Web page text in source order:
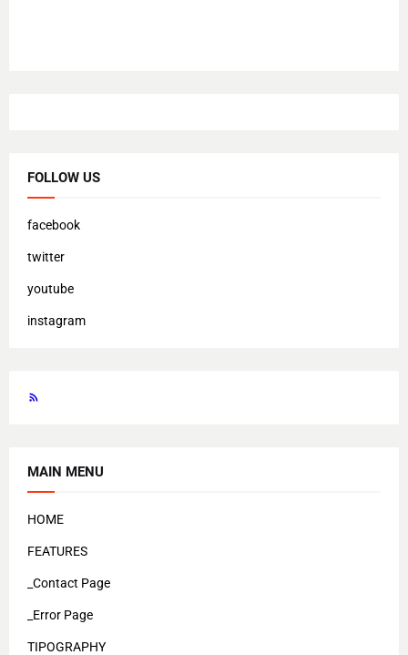
FOLLOW US
facebook
twitter
youtube
instagram
MAIN MENU
HOME
FEATURES
_Contact Page
_Error Page
TIPOGRAPHY